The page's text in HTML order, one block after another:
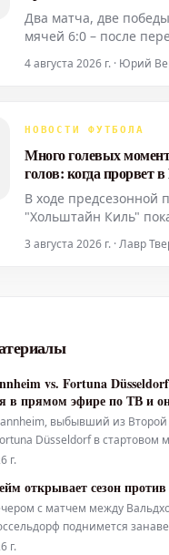
Два матча, две
мячей 6:0 – после
возглавил
сдержанности и
ответ лишь через
4 августа 2026 г. · Юрий
НОВОСТИ ФУТБОЛА
Много голевых
голов: когда прорвет
В ходе предсезонной
"Хольштайн Киль"
атакующие действия,
последних
3 августа 2026 г. · Лавр
vs. Fortuna
в прямом эфире по ТВ и
выбывший из Второй
Düsseldorf в стартовом
Узнайте здесь, где вы
г.
открывает сезон
с матчем между
поднимется
2026/27. Как покажет себя
г.